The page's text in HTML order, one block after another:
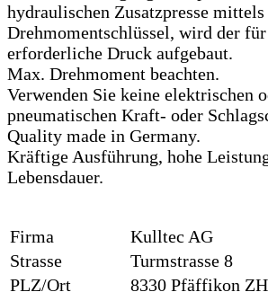
hydraulischen Zusatzpresse mittels
Drehmomentschlüssel, wird der für
erforderliche Druck aufgebaut.
Max. Drehmoment beachten.
Verwenden Sie keine elektrischen
pneumatischen Kraft- oder
Quality made in Germany.
Kräftige Ausführung, hohe
Lebensdauer.
Firma
Kulltec AG
Strasse
Turmstrasse 8
PLZ/Ort
8330 Pfäffikon ZH